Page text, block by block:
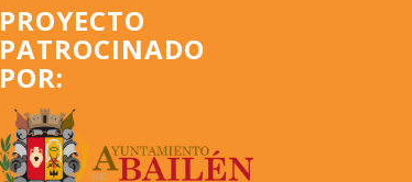
PROYECTO
PATROCINADO
POR: